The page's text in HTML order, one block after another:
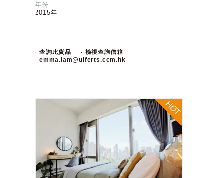
年份
2015年
· 查詢此貨品
· 檢視查詢信箱
· emma.lam@ulferts.com.hk